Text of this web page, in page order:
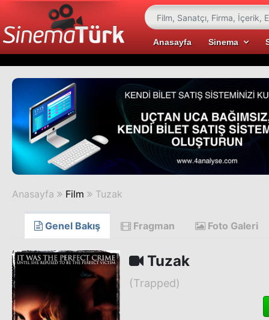
Anasayfa Sinema
Anasayfa Film Tuzak
Genel Bakış Fragman Foto Galeri
Tuzak
(Trapped)